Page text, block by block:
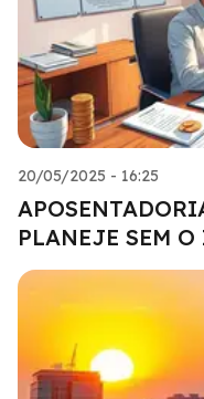
20/05/2025 - 16:25
PLANEJE SEM